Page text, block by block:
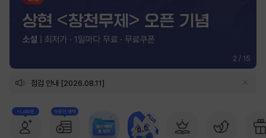
2 / 15
점검 안내 [2026.08.11]
+1,000원 첫충전 혜택